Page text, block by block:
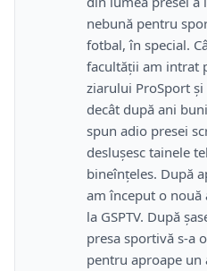
nebună pentru
fotbal, în special.
facultăţii am intrat
ziarului ProSport
decât după ani
spun adio presei
desluşesc tainele
bineînţeles. După
am început o nouă
la GSPTV. După
presa sportivă s-a
pentru aproape